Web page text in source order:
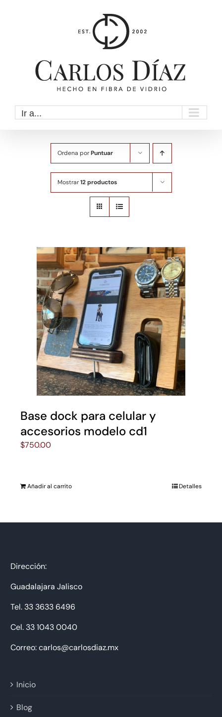
Ir a...
Ordena porPuntuar
Mostrar12 productos
Base dock para celular y
accesorios modelo cd1
$750.00
Añadir al carrito Detalles
Dirección:
Guadalajara Jalisco
Tel. 33 3633 6496
Cel. 33 1043 0040
Correo: carlos@carlosdiaz.mx
Inicio
Blog